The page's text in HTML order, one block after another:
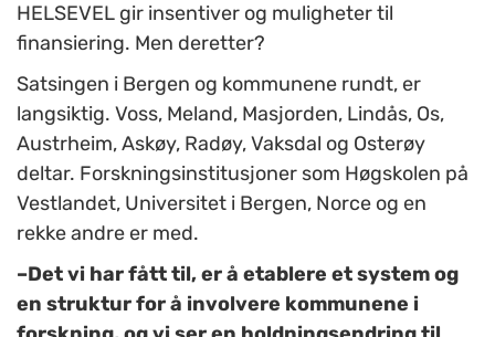
HELSEVEL gir insentiver og muligheter til
finansiering. Men deretter?
Satsingen i Bergen og kommunene rundt, er
langsiktig. Voss, Meland, Masjorden, Lindås, Os,
Austrheim, Askøy, Radøy, Vaksdal og Osterøy
deltar. Forskningsinstitusjoner som Høgskolen på
Vestlandet, Universitet i Bergen, Norce og en
rekke andre er med.
–Det vi har fått til, er å etablere et system og
en struktur for å involvere kommunene i